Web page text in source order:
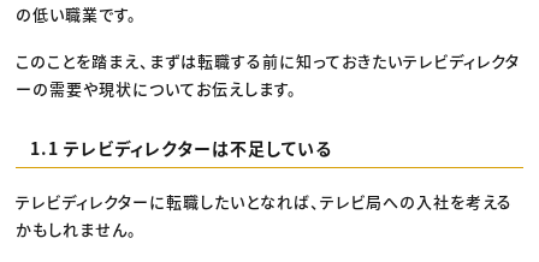
の低い職業です。
このことを踏まえ、まずは転職する前に知っておきたいテレビディレクタ
ーの需要や現状についてお伝えします。
1.1 テレビディレクターは不足している
テレビディレクターに転職したいとなれば、テレビ局への入社を考える
かもしれません。